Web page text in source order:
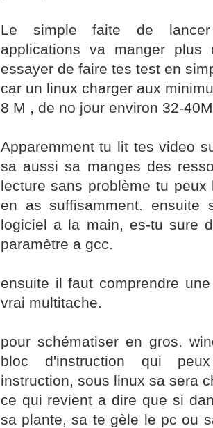
Le simple faite de
applications va manger plus
essayer de faire tes test en
car un linux charger aux
8 M , de no jour environ 32-
Apparemment tu lit tes video
sa aussi sa manges des
lecture sans problème tu
en as suffisamment.
logiciel a la main, es-tu sure
paramètre a gcc.
ensuite il faut comprendre
vrai multitache.
pour schématiser en gros.
bloc d'instruction qui
instruction, sous linux sa sera
ce qui revient a dire que si
sa plante, sa te gèle le pc ou